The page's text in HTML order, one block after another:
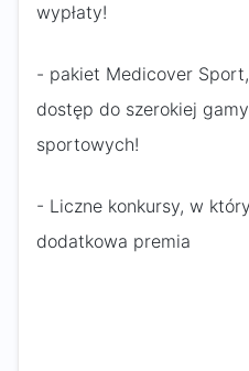
wypłaty!
- pakiet Medicover
dostęp do szerokiej
sportowych!
- Liczne konkursy, w
dodatkowa premia